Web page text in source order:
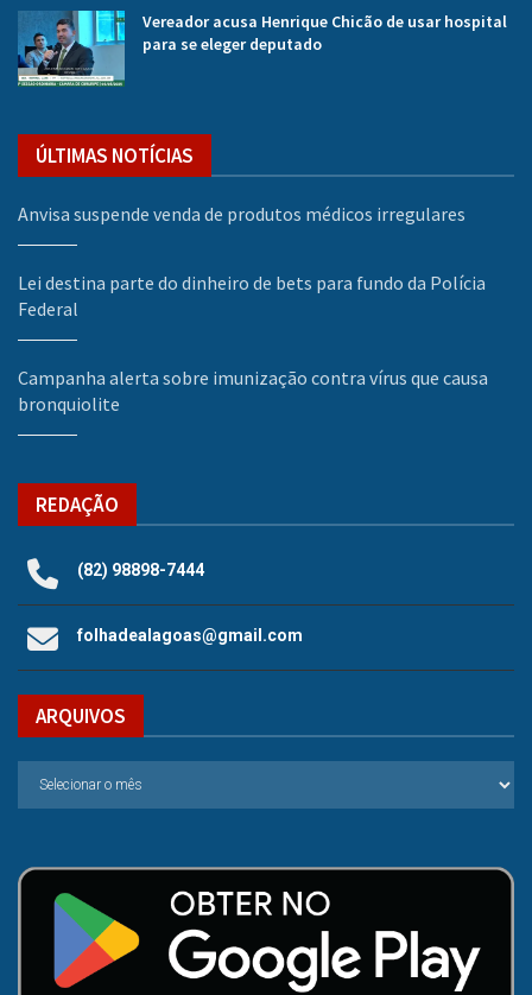
Vereador acusa Henrique Chicão de usar hospital
para se eleger deputado
ÚLTIMAS NOTÍCIAS
Anvisa suspende venda de produtos médicos irregulares
Lei destina parte do dinheiro de bets para fundo da Polícia
Federal
Campanha alerta sobre imunização contra vírus que causa
bronquiolite
REDAÇÃO
(82) 98898-7444
folhadealagoas@gmail.com
ARQUIVOS